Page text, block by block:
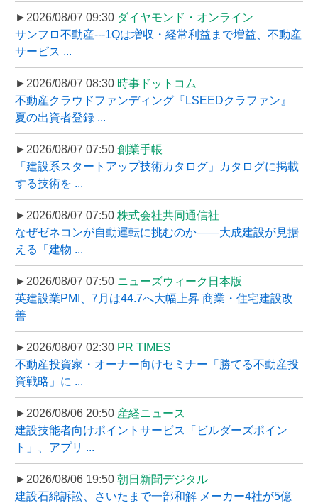
►2026/08/07 09:30 ダイヤモンド・オンライン
サンフロ不動産---1Qは増収・経常利益まで増益、不動産
サービス ...
►2026/08/07 08:30 時事ドットコム
不動産クラウドファンディング『LSEEDクラファン』
夏の出資者登録 ...
►2026/08/07 07:50 創業手帳
「建設系スタートアップ技術カタログ」カタログに掲載
する技術を ...
►2026/08/07 07:50 株式会社共同通信社
なぜゼネコンが自動運転に挑むのか――大成建設が見据
える「建物 ...
►2026/08/07 07:50 ニューズウィーク日本版
英建設業PMI、7月は44.7へ大幅上昇 商業・住宅建設改
善
►2026/08/07 02:30 PR TIMES
不動産投資家・オーナー向けセミナー「勝てる不動産投
資戦略」に ...
►2026/08/06 20:50 産経ニュース
建設技能者向けポイントサービス「ビルダーズポイン
ト」、アプリ ...
►2026/08/06 19:50 朝日新聞デジタル
建設石綿訴訟、さいたまで一部和解 メーカー4社が5億